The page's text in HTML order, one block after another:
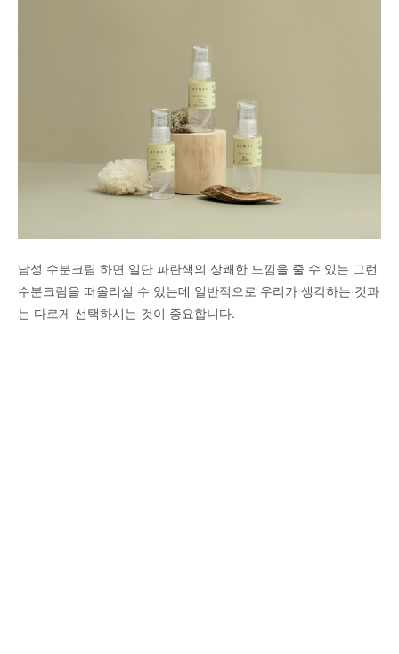
남성 수분크림 하면 일단 파란색의 상쾌한 느낌을 줄 수 있는 그런
수분크림을 떠올리실 수 있는데 일반적으로 우리가 생각하는 것과
는 다르게 선택하시는 것이 중요합니다.